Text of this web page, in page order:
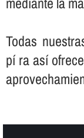
Todas
pí ra así­